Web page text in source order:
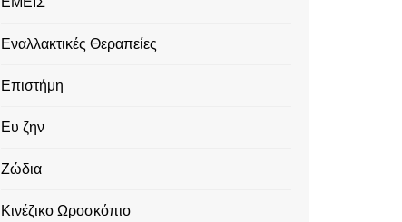
Εναλλακτικές Θεραπείες
Επιστήμη
Ευ ζην
Ζώδια
Κινέζικο Ωροσκόπιο